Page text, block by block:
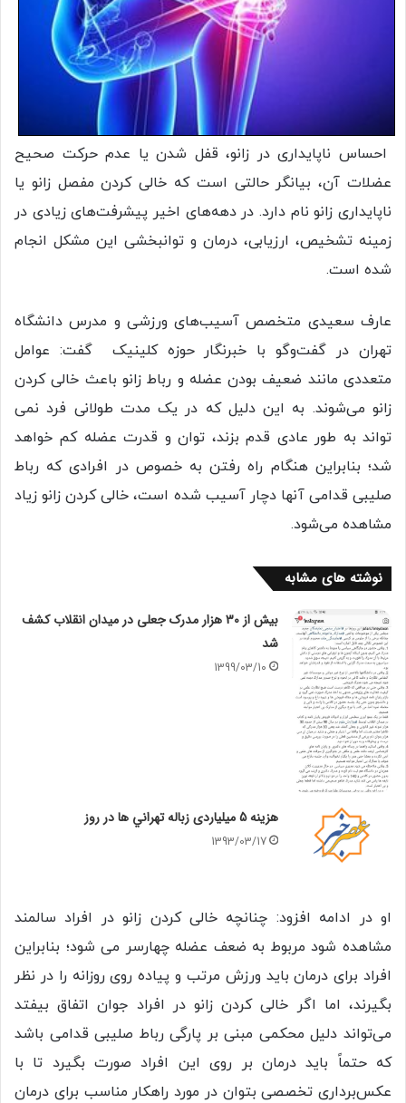
احساس ناپایداری در زانو، قفل شدن یا عدم حرکت صحیح
عضلات آن، بیانگر حالتی است که خالی کردن مفصل زانو یا
ناپایداری زانو نام دارد. در دهه‌های اخیر پیشرفت‌های زیادی در
زمینه تشخیص، ارزیابی، درمان و توانبخشی این مشکل انجام
شده است.
عارف سعیدی متخصص آسیب‌های ورزشی و مدرس دانشگاه
تهران در گفت‌وگو با خبرنگار حوزه کلینیک گفت: عوامل
متعددی مانند ضعیف بودن عضله و رباط زانو باعث خالی کردن
زانو می‌شوند. به این دلیل که در یک مدت طولانی فرد نمی
تواند به طور عادی قدم بزند، توان و قدرت عضله کم خواهد
شد؛ بنابراین هنگام راه رفتن به خصوص در افرادی که رباط
صلیبی قدامی آنها دچار آسیب شده است، خالی کردن زانو زیاد
مشاهده می‌شود.
نوشته های مشابه
بیش از 30 هزار مدرک جعلی در میدان انقلاب کشف
شد
1399/03/10
هزينه 5 ميلياردی زباله تهراني ها در روز
1393/03/17
او در ادامه افزود: چنانچه خالی کردن زانو در افراد سالمند
مشاهده شود مربوط به ضعف عضله چهارسر می شود؛ بنابراین
افراد برای درمان باید ورزش مرتب و پیاده روی روزانه را در نظر
بگیرند، اما اگر خالی کردن زانو در افراد جوان اتفاق بیفتد
می‌تواند دلیل محکمی مبنی بر پارگی رباط صلیبی قدامی باشد
که حتماً باید درمان بر روی این افراد صورت بگیرد تا با
عکس‌برداری تخصصی بتوان در مورد راهکار مناسب برای درمان